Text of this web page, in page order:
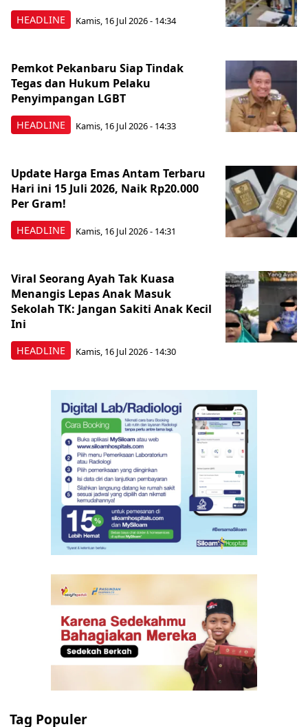
HEADLINE Kamis, 16 Jul 2026 - 14:34
HEADLINE
Pemkot Pekanbaru Siap Tindak
Tegas dan Hukum Pelaku
Penyimpangan LGBT
Kamis, 16 Jul 2026 - 14:33
HEADLINE
Update Harga Emas Antam Terbaru
Hari ini 15 Juli 2026, Naik Rp20.000
Per Gram!
Kamis, 16 Jul 2026 - 14:31
HEADLINE
Viral Seorang Ayah Tak Kuasa
Menangis Lepas Anak Masuk
Sekolah TK: Jangan Sakiti Anak Kecil
Ini
Kamis, 16 Jul 2026 - 14:30
Tag Populer